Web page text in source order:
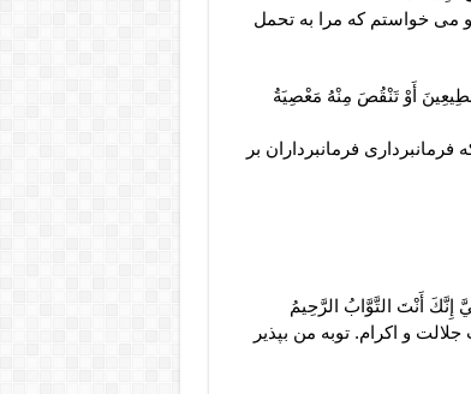
مى ‏خواستم كه مرا به تحمل
أَوْ تَنْقُصَ مِنْهُ مَعْصِيَةُ
فرمانبرداران بر
إِنَّكَ أَنْتَ التَّوَّابُ الرَّحِيمُ‏
و اكرام. توبه من بپذير